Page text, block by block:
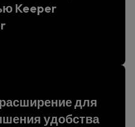
Keeper
для
удобства